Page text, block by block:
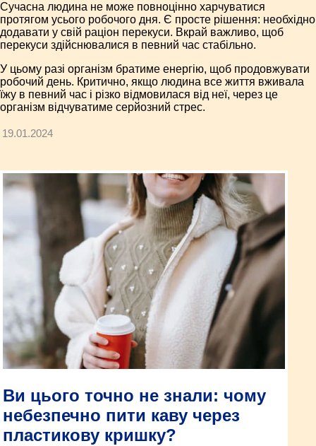
Сучасна людина не може повноцінно харчуватися
протягом усього робочого дня. Є просте рішення: необхідно
додавати у свій раціон перекуси. Вкрай важливо, щоб
перекуси здійснювалися в певний час стабільно.
У цьому разі організм братиме енергію, щоб продовжувати
робочий день. Критично, якщо людина все життя вживала
їжу в певний час і різко відмовилася від неї, через це
організм відчуватиме серйозний стрес.
19.01.2024
Ви цього точно не знали: чому
небезпечно пити каву через
пластикову кришку?